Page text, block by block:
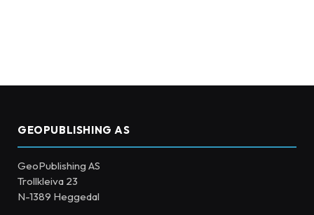
GEOPUBLISHING AS
GeoPublishing AS
Trollkleiva 23
N-1389 Heggedal